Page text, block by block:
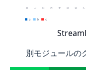
別モジュールの